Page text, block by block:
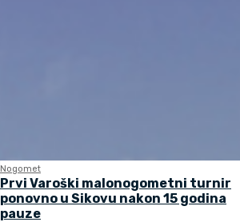
Nogomet
Prvi Varoški malonogometni turnir
ponovno u Sikovu nakon 15 godina
pauze